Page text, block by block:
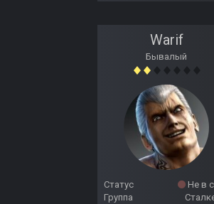
Warif
Бывалый
Статус
Не в
Группа